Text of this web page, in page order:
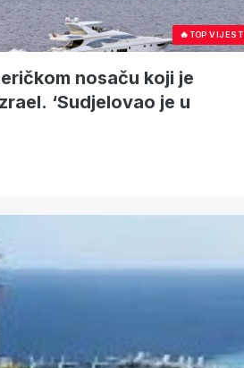
🔥TOP VIJEST
nosaču koji je
‘Sudjelovao je u